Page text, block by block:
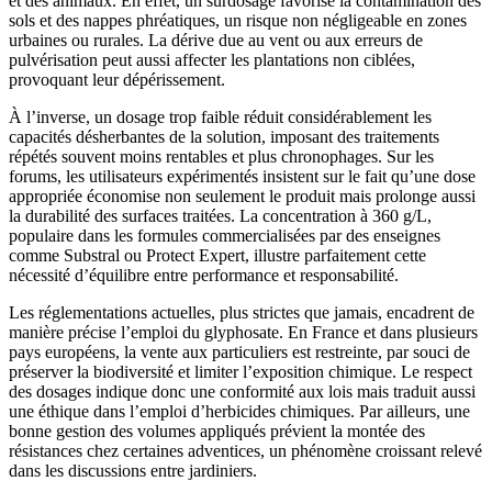
sols et des nappes phréatiques, un risque non négligeable en zones
urbaines ou rurales. La dérive due au vent ou aux erreurs de
pulvérisation peut aussi affecter les plantations non ciblées,
provoquant leur dépérissement.
À l’inverse, un dosage trop faible réduit considérablement les
capacités désherbantes de la solution, imposant des traitements
répétés souvent moins rentables et plus chronophages. Sur les
forums, les utilisateurs expérimentés insistent sur le fait qu’une dose
appropriée économise non seulement le produit mais prolonge aussi
la durabilité des surfaces traitées. La concentration à 360 g/L,
populaire dans les formules commercialisées par des enseignes
comme Substral ou Protect Expert, illustre parfaitement cette
nécessité d’équilibre entre performance et responsabilité.
Les réglementations actuelles, plus strictes que jamais, encadrent de
manière précise l’emploi du glyphosate. En France et dans plusieurs
pays européens, la vente aux particuliers est restreinte, par souci de
préserver la biodiversité et limiter l’exposition chimique. Le respect
des dosages indique donc une conformité aux lois mais traduit aussi
une éthique dans l’emploi d’herbicides chimiques. Par ailleurs, une
bonne gestion des volumes appliqués prévient la montée des
résistances chez certaines adventices, un phénomène croissant relevé
dans les discussions entre jardiniers.